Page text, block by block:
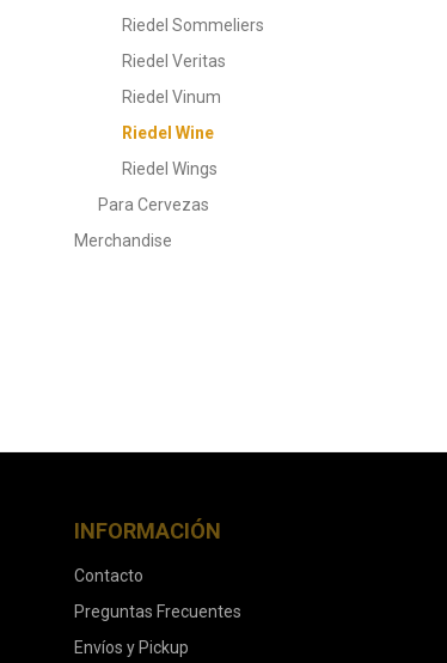
Riedel Sommeliers
Riedel Veritas
Riedel Vinum
Riedel Wine
Riedel Wings
Para Cervezas
Merchandise
INFORMACIÓN
Contacto
Preguntas Frecuentes
Envíos y Pickup